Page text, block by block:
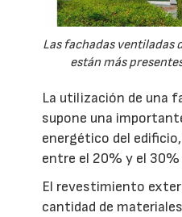
Las fachadas ventiladas
están más
La utilización de una
supone una
energético del
entre el 20% y el
El revestimiento
cantidad de